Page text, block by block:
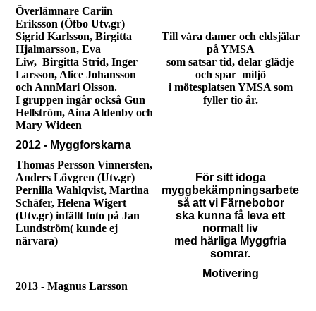
Överlämnare Cariin
Eriksson (Öfbo Utv.gr)
Sigrid Karlsson, Birgitta
Hjalmarsson, Eva
Liw, Birgitta Strid, Inger
Larsson, Alice Johansson
och AnnMari Olsson.
I gruppen ingår också Gun
Hellström, Aina Aldenby och
Mary Wideen
Till våra damer och eldsjälar
på YMSA
som satsar tid, delar glädje
och spar miljö
i mötesplatsen YMSA som
fyller tio år.
2012 - Myggforskarna
Thomas Persson Vinnersten,
Anders Lövgren (Utv.gr)
Pernilla Wahlqvist, Martina
Schäfer, Helena Wigert
(Utv.gr) infällt foto på Jan
Lundström( kunde ej
närvara)
För sitt idoga
myggbekämpningsarbete
så att vi Färnebobor
ska kunna få leva ett
normalt liv
med härliga Myggfria
somrar.
2013 - Magnus Larsson
Motivering